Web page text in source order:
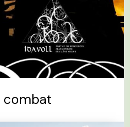
combat